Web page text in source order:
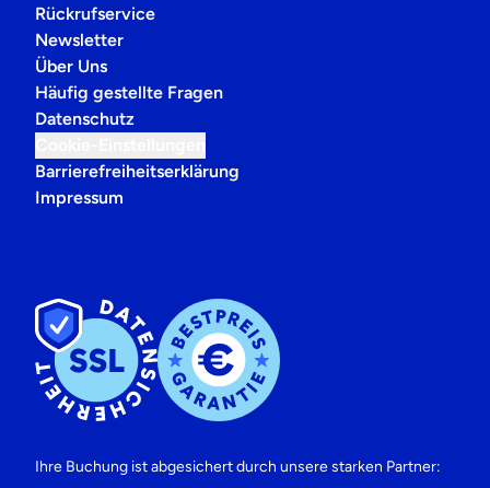
Rückrufservice
Newsletter
Über Uns
Häufig gestellte Fragen
Datenschutz
Barrierefreiheitserklärung
Impressum
Ihre Buchung ist abgesichert durch unsere starken Partner: